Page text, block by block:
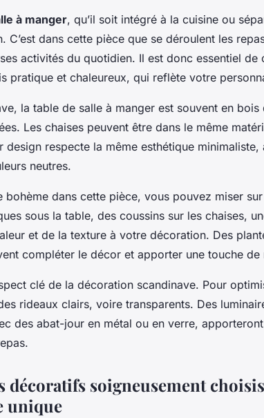
à manger, qu’il soit intégré à la cuisine ou
C’est dans cette pièce que se déroulent les
activités du quotidien. Il est donc essentiel de
pratique et chaleureux, qui reflète votre
, la table de salle à manger est souvent en
Les chaises peuvent être dans le même
design respecte la même esthétique
neutres.
bohème dans cette pièce, vous pouvez miser
sous la table, des coussins sur les chaises,
et de la texture à votre décoration. Des
compléter le décor et apporter une touche de
clé de la décoration scandinave. Pour
rideaux clairs, voire transparents. Des
des abat-jour en métal ou en verre,
décoratifs soigneusement
unique